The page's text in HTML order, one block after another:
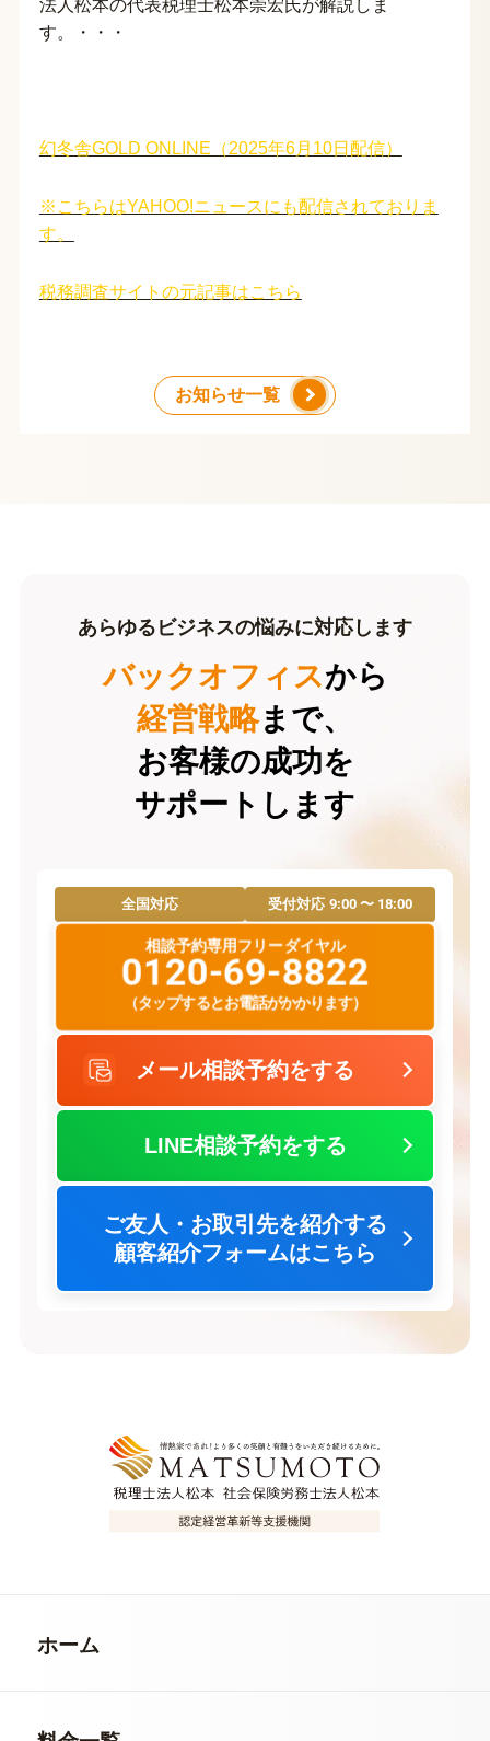
法人松本の代表税理士松本崇宏氏が解説しま
す。・・・
幻冬舎GOLD ONLINE（2025年6月10日配信）
※こちらはYAHOO!ニュースにも配信されておりま
す。
税務調査サイトの元記事はこちら
お知らせ一覧
あらゆるビジネスの悩みに対応します
バックオフィスから
経営戦略まで、
お客様の成功を
サポートします
全国対応 受付対応9:00 〜 18:00
相談予約専用フリーダイヤル
0120-69-8822
（タップするとお電話がかかります）
メール相談予約をする
LINE相談予約をする
ご友人・お取引先を紹介する
顧客紹介フォームはこちら
ホーム